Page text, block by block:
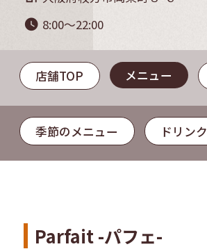
watch_later 8:00～22:00
店舗TOP メニュー
季節のメニュー ドリンク
Parfait -パフェ-